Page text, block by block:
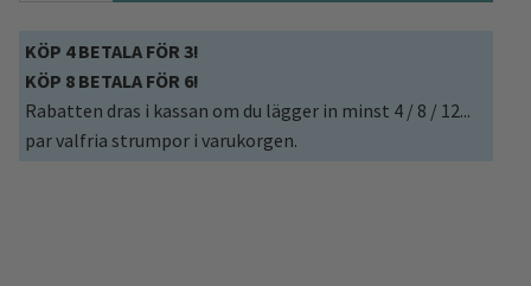
KÖP 4 BETALA FÖR 3!
KÖP 8 BETALA FÖR 6!
Rabatten dras i kassan om du lägger in minst 4 / 8 / 12...
par valfria strumpor i varukorgen.